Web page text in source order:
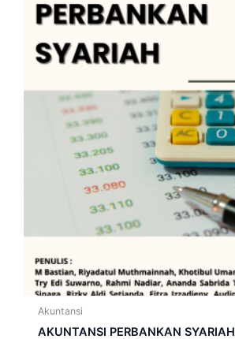
Akuntansi
AKUNTANSI PERBANKAN SYARIAH